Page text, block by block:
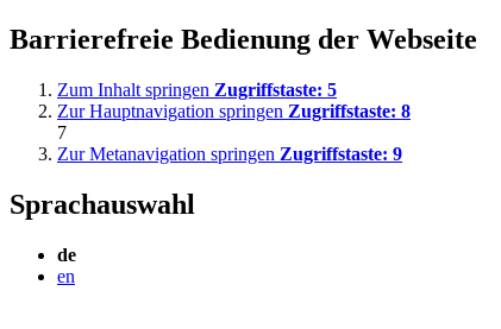
Barrierefreie Bedienung der Webseite
Zum Inhalt springen Zugriffstaste: 5
Zur Hauptnavigation springen Zugriffstaste: 8
7
Zur Metanavigation springen Zugriffstaste: 9
Sprachauswahl
de
en